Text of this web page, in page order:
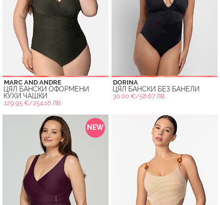
MARC AND ANDRE
ЦЯЛ БАНСКИ ОФОРМЕНИ
КУХИ ЧАШКИ
129.95 €/254.16 ЛВ.
DORINA
ЦЯЛ БАНСКИ БЕЗ БАНЕЛИ
30.00 €/58.67 ЛВ.
NEW